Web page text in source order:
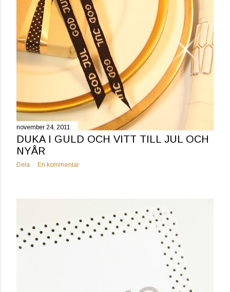
november 24, 2011
DUKA I GULD OCH VITT TILL JUL OCH
NYÅR
Dela En kommentar